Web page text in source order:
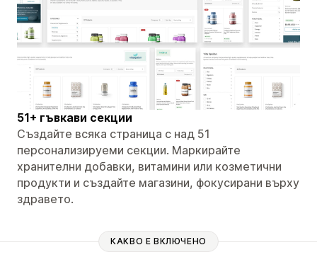
51+ гъвкави секции
Създайте всяка страница с над 51
персонализируеми секции. Маркирайте
хранителни добавки, витамини или козметични
продукти и създайте магазини, фокусирани върху
здравето.
КАКВО Е ВКЛЮЧЕНО